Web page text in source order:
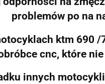
problemów po na
ktm 690
cnc, które
innych